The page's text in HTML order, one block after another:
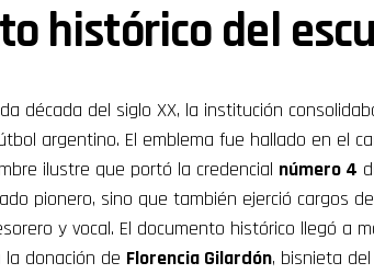
histórico del
década del siglo XX, la institución
argentino. El emblema fue hallado en el
ilustre que portó la credencial número 4
pionero, sino que también ejerció cargos
y vocal. El documento histórico llegó a
la donación de Florencia Gilardón, bisnieta